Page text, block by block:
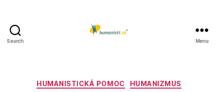
Search Menu
Kategórie
HUMANISTICKÁ POMOC HUMANIZMUS